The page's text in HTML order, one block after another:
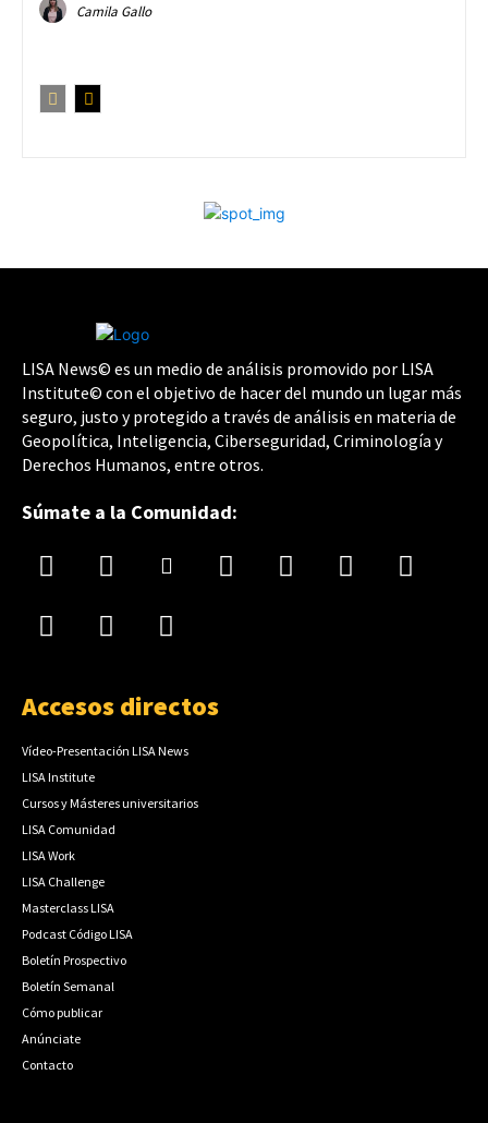
Camila Gallo
LISA News© es un medio de análisis promovido por LISA
Institute© con el objetivo de hacer del mundo un lugar más
seguro, justo y protegido a través de análisis en materia de
Geopolítica, Inteligencia, Ciberseguridad, Criminología y
Derechos Humanos, entre otros.
Súmate a la Comunidad:
Accesos directos
Vídeo-Presentación LISA News
LISA Institute
Cursos y Másteres universitarios
LISA Comunidad
LISA Work
LISA Challenge
Masterclass LISA
Podcast Código LISA
Boletín Prospectivo
Boletín Semanal
Cómo publicar
Anúnciate
Contacto